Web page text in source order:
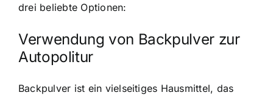
drei beliebte Optionen:
Verwendung von Backpulver zur
Autopolitur
Backpulver ist ein vielseitiges Hausmittel, das